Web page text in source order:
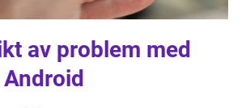
av problem med